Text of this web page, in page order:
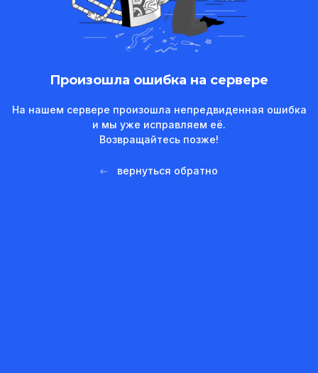
Произошла ошибка на сервере
На нашем сервере произошла непредвиденная ошибка
и мы уже исправляем её.
Возвращайтесь позже!
вернуться обратно